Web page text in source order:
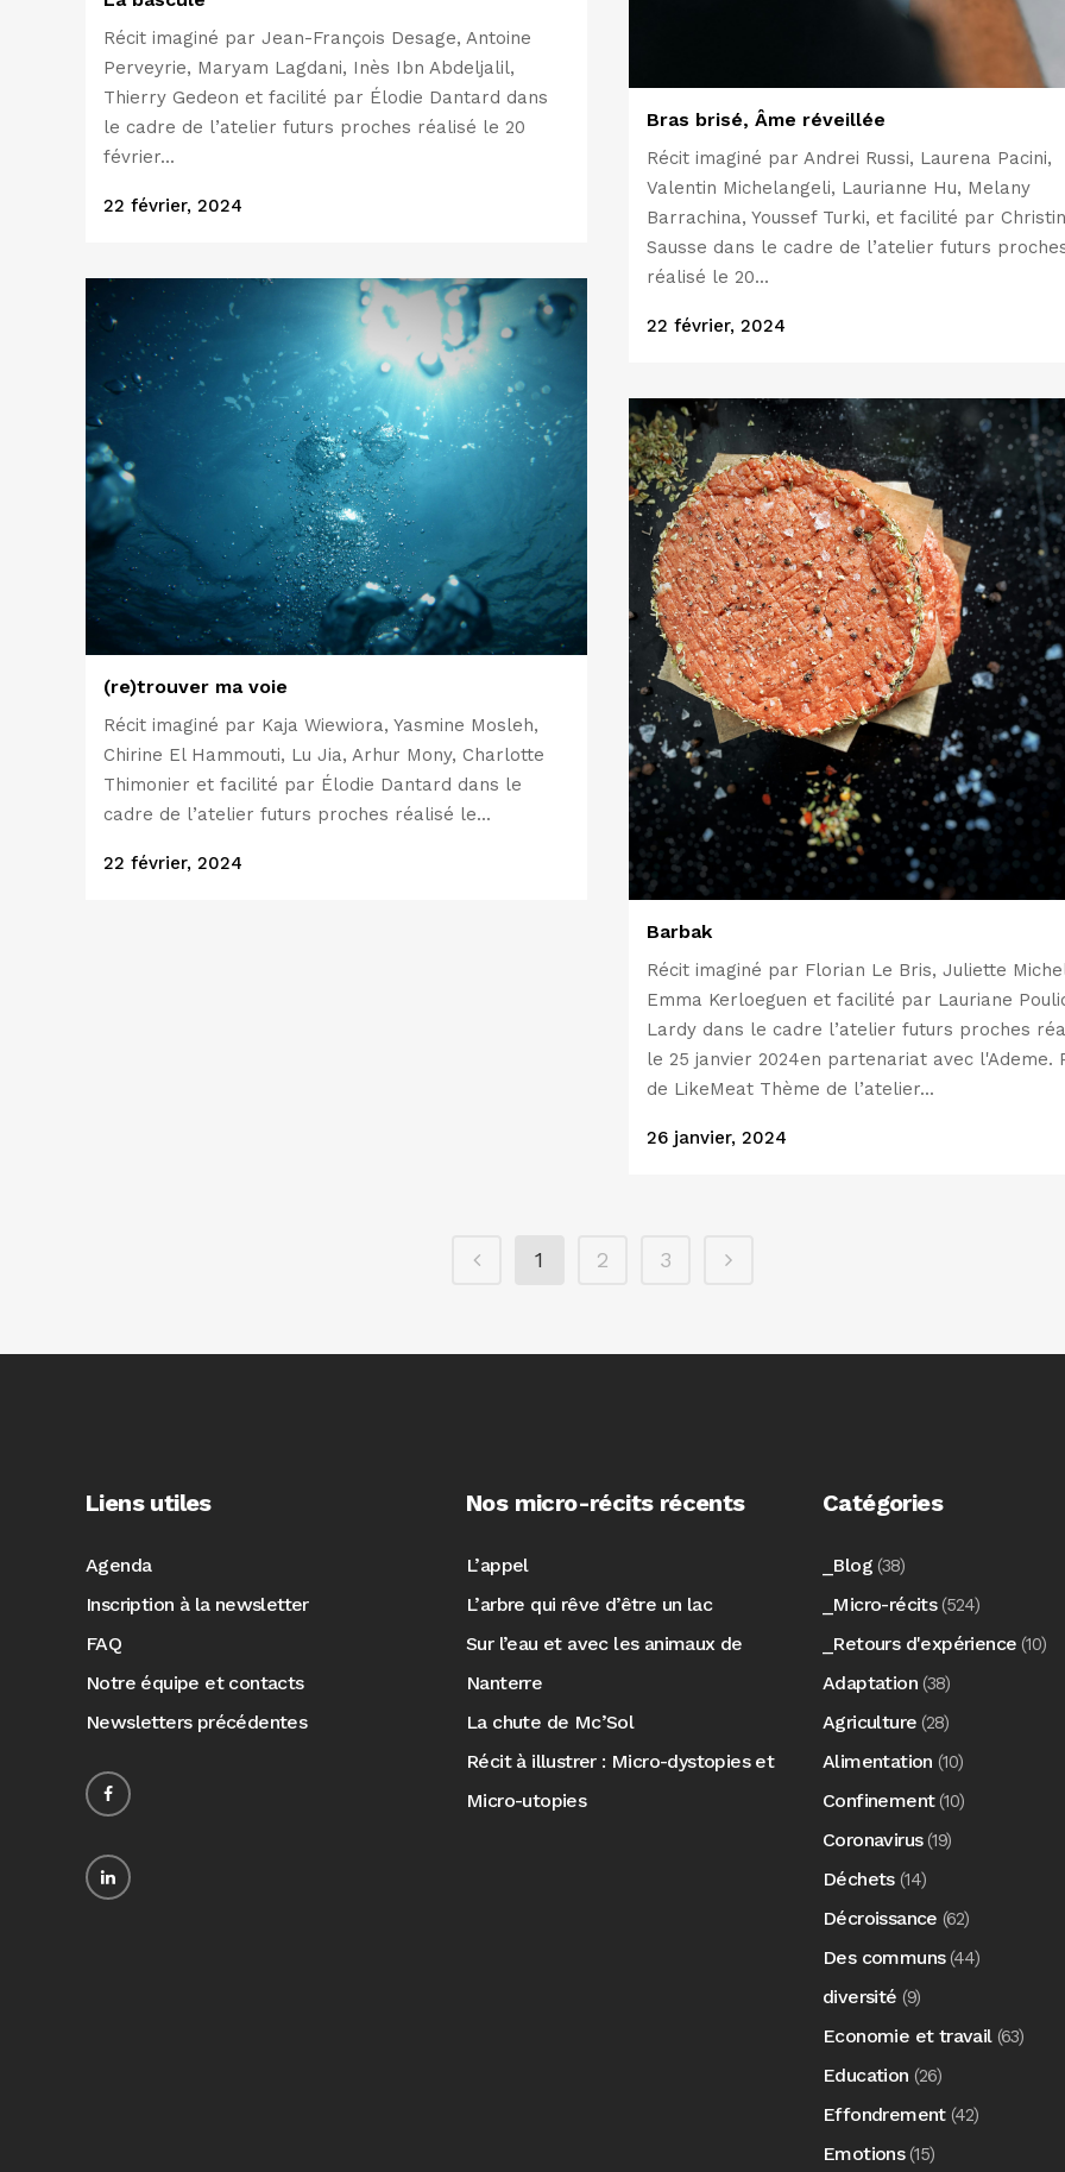
Bras brisé, Âme réveillée
Récit imaginé par Andrei Russi, Laurena Pacini,
Valentin Michelangeli, Laurianne Hu, Melany
Barrachina, Youssef Turki, et facilité par
Sausse dans le cadre de l’atelier futurs
réalisé le 20...
22 février, 2024
Récit imaginé par Jean-François Desage, Antoine
Perveyrie, Maryam Lagdani, Inès Ibn Abdeljalil,
Thierry Gedeon et facilité par Élodie Dantard dans
le cadre de l’atelier futurs proches réalisé le 20
février...
22 février, 2024
(re)trouver ma voie
Récit imaginé par Kaja Wiewiora, Yasmine Mosleh,
Chirine El Hammouti, Lu Jia, Arhur Mony, Charlotte
Thimonier et facilité par Élodie Dantard dans le
cadre de l’atelier futurs proches réalisé le...
22 février, 2024
Barbak
Récit imaginé par Florian Le Bris, Juliette
Emma Kerloeguen et facilité par Lauriane
Lardy dans le cadre l’atelier futurs proches
le 25 janvier 2024en partenariat avec l'Ademe.
de LikeMeat Thème de l’atelier...
26 janvier, 2024
1 2 3
Liens utiles
Agenda
Inscription à la newsletter
FAQ
Notre équipe et contacts
Newsletters précédentes
Nos micro-récits récents
L’appel
L’arbre qui rêve d’être un lac
Sur l’eau et avec les animaux de
Nanterre
La chute de Mc’Sol
Récit à illustrer : Micro-dystopies et
Micro-utopies
Catégories
_Blog (38)
_Micro-récits(524)
_Retours d'expérience (10)
Adaptation (38)
Agriculture (28)
Alimentation (10)
Confinement(10)
Coronavirus(19)
Déchets(14)
Décroissance (62)
Des communs(44)
diversité (9)
Economie et travail(63)
Education (26)
Effondrement(42)
Emotions(15)